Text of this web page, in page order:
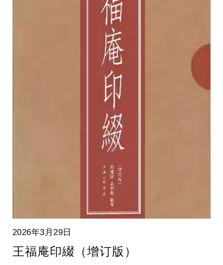
2026年3月29日
王福庵印綴（增订版）